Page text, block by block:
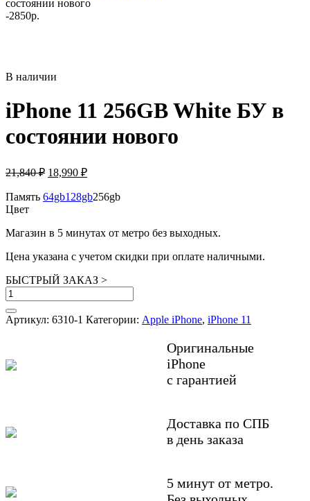
состоянии нового
-2850р.
В наличии
iPhone 11 256GB White БУ в
состоянии нового
21,840₽ Первоначальная
составляла
18,990 ₽Текущая
18,990 ₽.
Память 64gb128gb256gb
Цвет
Магазин в 5 минутах от метро без выходных.
Цена указана с учетом скидки при оплате наличными.
БЫСТРЫЙ ЗАКАЗ >
Количество
товара
iPhone
11
БУ
Артикул: 6310-1 Категории: Apple iPhone, iPhone 11
Оригинальные
iPhone
с гарантией
Доставка по СПБ
в день заказа
5 минут от метро.